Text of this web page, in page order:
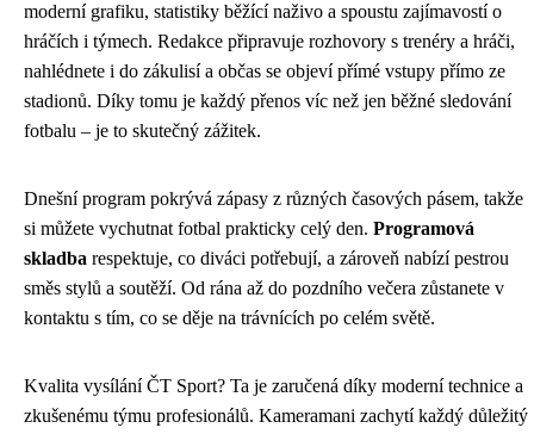
moderní grafiku, statistiky běžící naživo a spoustu zajímavostí o
hráčích i týmech. Redakce připravuje rozhovory s trenéry a hráči,
nahlédnete i do zákulisí a občas se objeví přímé vstupy přímo ze
stadionů. Díky tomu je každý přenos víc než jen běžné sledování
fotbalu – je to skutečný zážitek.
Dnešní program pokrývá zápasy z různých časových pásem, takže
si můžete vychutnat fotbal prakticky celý den. Programová
skladba respektuje, co diváci potřebují, a zároveň nabízí pestrou
směs stylů a soutěží. Od rána až do pozdního večera zůstanete v
kontaktu s tím, co se děje na trávnících po celém světě.
Kvalita vysílání ČT Sport? Ta je zaručená díky moderní technice a
zkušenému týmu profesionálů. Kameramani zachytí každý důležitý